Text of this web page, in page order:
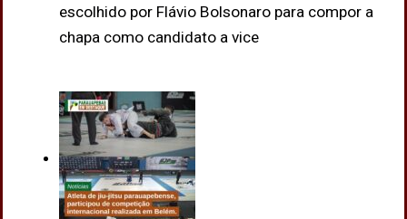
escolhido por Flávio Bolsonaro para compor a
chapa como candidato a vice